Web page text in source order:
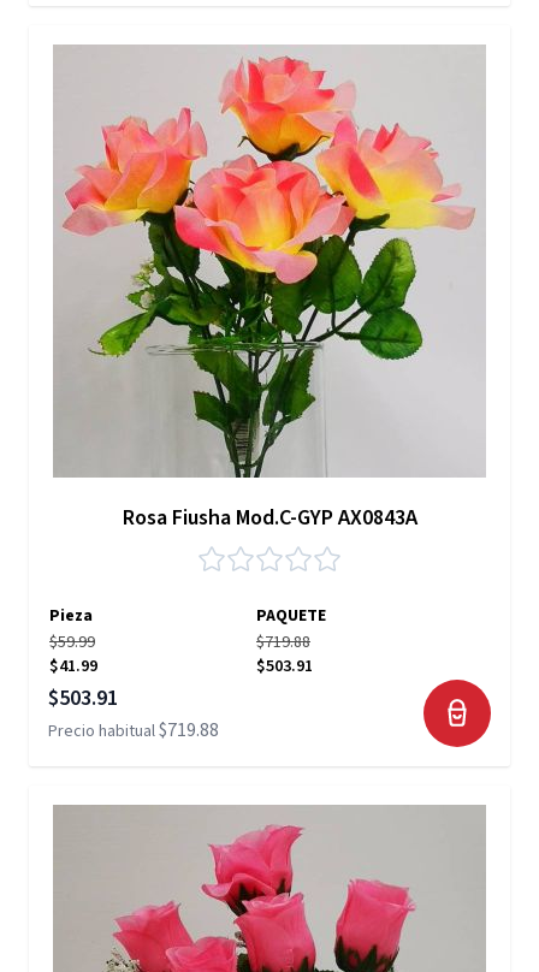
Rosa Fiusha Mod.C-GYP AX0843A
Pieza
PAQUETE
$59.99
$41.99
$719.88
$503.91
Precio especial
$503.91
Precio habitual$719.88